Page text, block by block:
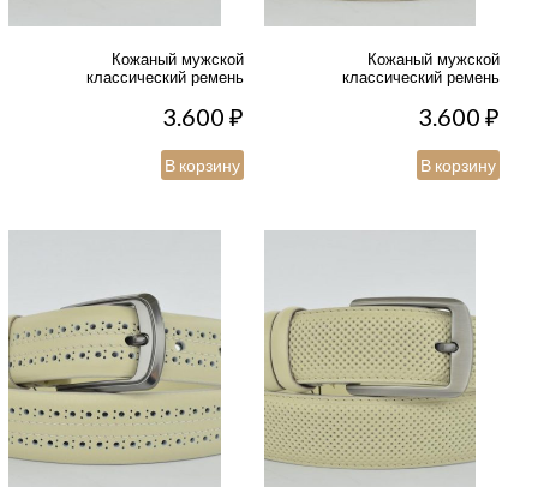
Кожаный мужской
классический ремень
3.600₽
В корзину
Кожаный мужской
классический ремень
3.600₽
В корзину